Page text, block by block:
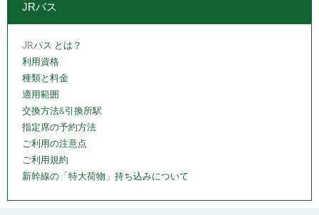
JRパス
JRパス とは？
利用資格
種類と料金
適用範囲
交換方法&引換所駅
指定席の予約方法
ご利用の注意点
ご利用規約
新幹線の「特大荷物」持ち込みについて